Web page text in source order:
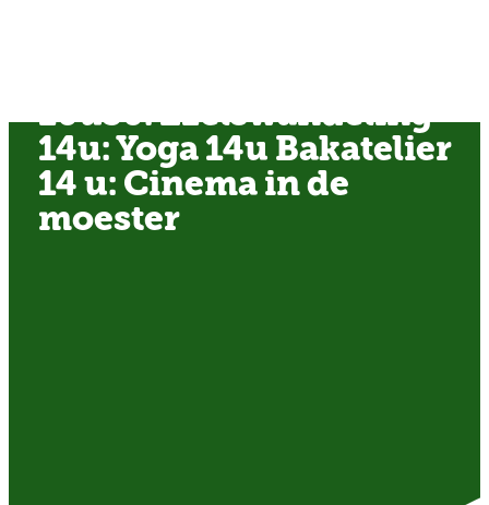
10u30: Ezelswandeling
14u: Yoga 14u Bakatelier
14 u: Cinema in de
moester